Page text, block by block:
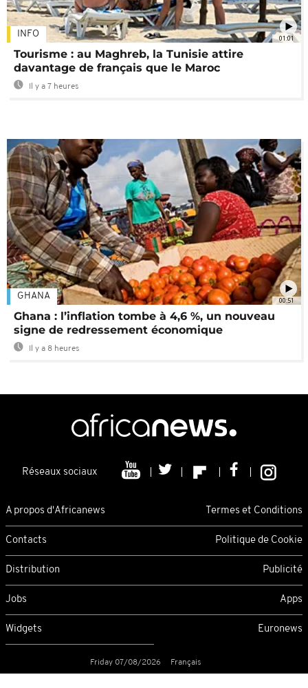
01:01
INFO
Tourisme : au Maghreb, la Tunisie attire
davantage de français que le Maroc
Il y a 7 heures
00:51
GHANA
Ghana : l’inflation tombe à 4,6 %, un nouveau
signe de redressement économique
Il y a 8 heures
Réseaux sociaux
A propos d'Africanews Termes et Conditions
Contacts Politique de Cookie
Distribution Publicité
Jobs Apps
Widgets Euronews
Friday 07/08/2026